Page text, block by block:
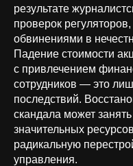
результате
проверок
обвинениями в
Падение стоимости
с привлечением
сотрудников — это
последствий.
скандала может
значительных
радикальную
управления.